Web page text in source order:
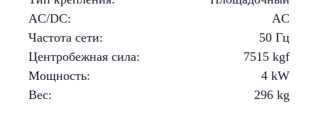
AC/DC:
AC
Частота сети:
50 Гц
Центробежная сила: 7515 kgf
Мощность: 4 kW
Вес: 296 kg